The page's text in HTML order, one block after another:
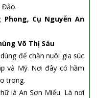
Đảo.
Cụ Nguyễn An
Võ Thị Sáu
để chăn nuôi gia súc
và Mỹ. Nơi đây có hầm
trong.
là An Sơn Miếu. Là nơi